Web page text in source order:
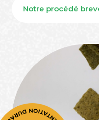
Notre procédé